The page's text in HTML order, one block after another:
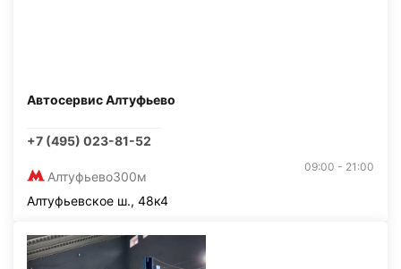
Автосервис Алтуфьево
+7 (495) 023-81-52
Алтуфьево300м
09:00 - 21:00
Алтуфьевское ш., 48к4